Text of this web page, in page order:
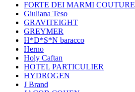
FORTE DEI MARMI COUTURE
Giuliana Teso
GRAVITEIGHT
GREYMER
H*D*S*N baracco
Herno
Holy Caftan
HOTEL PARTICULIER
HYDROGEN
J Brand